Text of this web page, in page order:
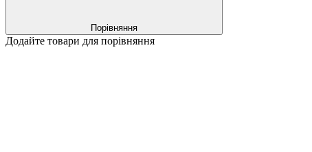
Порівняння
Додайте товари для порівняння